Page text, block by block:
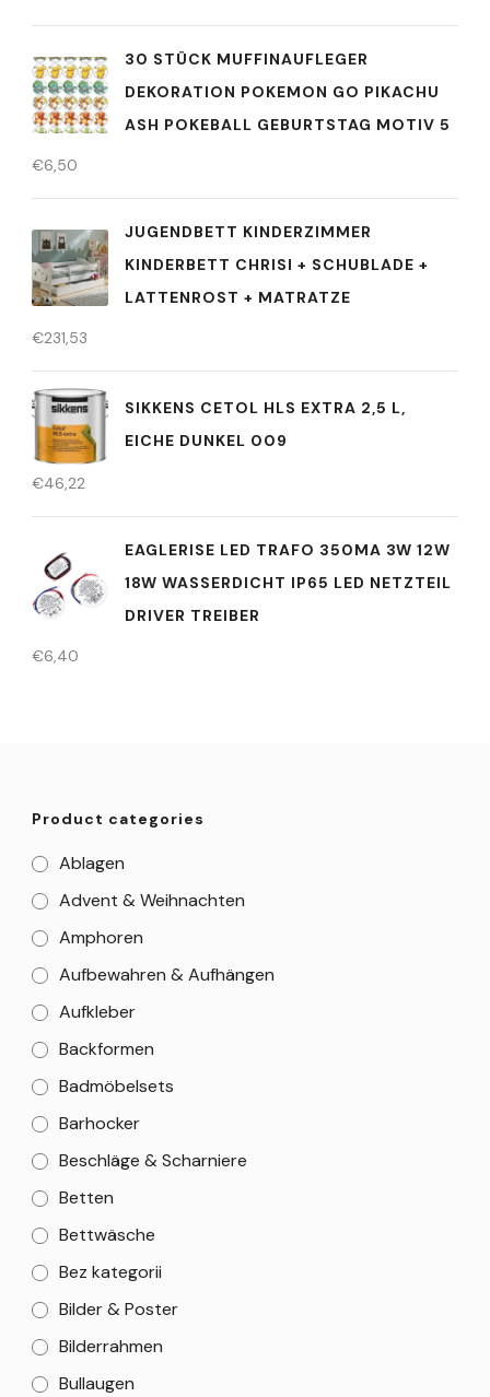
30 STÜCK MUFFINAUFLEGER
DEKORATION POKEMON GO PIKACHU
ASH POKEBALL GEBURTSTAG MOTIV 5
€6,50
JUGENDBETT KINDERZIMMER
KINDERBETT CHRISI + SCHUBLADE +
LATTENROST + MATRATZE
€231,53
SIKKENS CETOL HLS EXTRA 2,5 L,
EICHE DUNKEL 009
€46,22
EAGLERISE LED TRAFO 350MA 3W 12W
18W WASSERDICHT IP65 LED NETZTEIL
DRIVER TREIBER
€6,40
Product categories
Ablagen
Advent & Weihnachten
Amphoren
Aufbewahren & Aufhängen
Aufkleber
Backformen
Badmöbelsets
Barhocker
Beschläge & Scharniere
Betten
Bettwäsche
Bez kategorii
Bilder & Poster
Bilderrahmen
Bullaugen